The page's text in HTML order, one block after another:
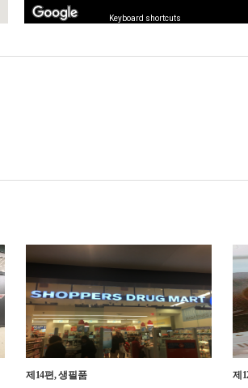
Keyboard shortcuts
제14편, 생필품
제